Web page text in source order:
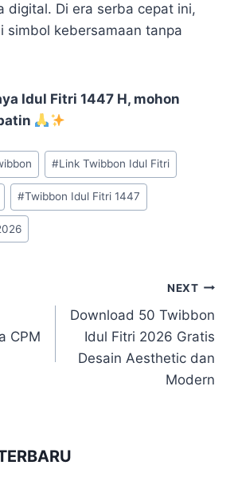
digital. Di era serba cepat ini,
simbol kebersamaan tanpa
Idul Fitri 1447 H, mohon
#Link Twibbon Idul Fitri
#Twibbon Idul Fitri 1447
CPM
NEXT
Download 50 Twibbon
Idul Fitri 2026 Gratis
Desain Aesthetic dan
Modern